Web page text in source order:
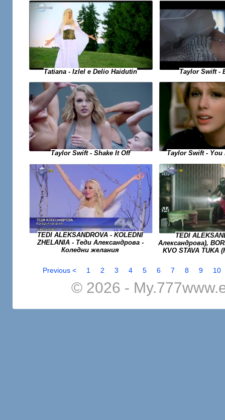
Tatiana - Izlel e Delio Haidutin Taylor Swift -
Taylor Swift - Shake It Off Taylor Swift - You
TEDI ALEKSANDROVA - KOLEDNI
ZHELANIA - Теди Александрова -
Коледни желания
TEDI
Александрова),
KVO STAVA TUKA
Previous < 1 2 3 4 5 6 7 8 9 10
© 2026 -